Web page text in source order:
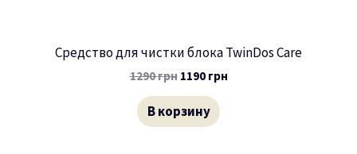
Средство для чистки блока TwinDos Care
1290грн 1190 грн
В корзину